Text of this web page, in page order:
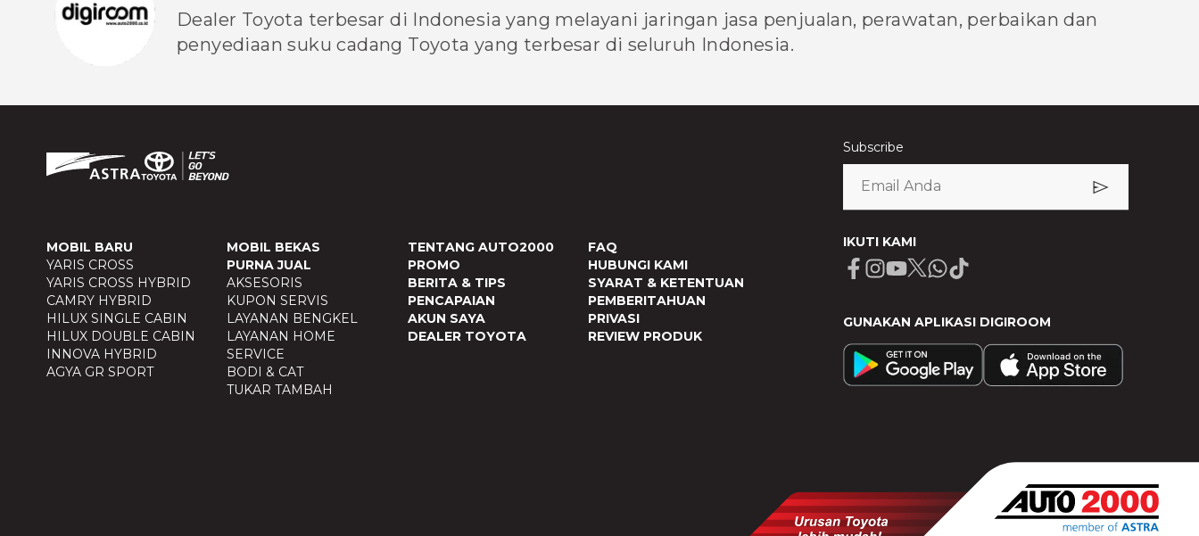
Dealer Toyota terbesar di Indonesia yang melayani jaringan jasa penjualan, perawatan, perbaikan dan
penyediaan suku cadang Toyota yang terbesar di seluruh Indonesia.
MOBIL BARU
YARIS CROSS
YARIS CROSS HYBRID
CAMRY HYBRID
HILUX SINGLE CABIN
HILUX DOUBLE CABIN
INNOVA HYBRID
AGYA GR SPORT
MOBIL BEKAS
PURNA JUAL
AKSESORIS
KUPON SERVIS
LAYANAN BENGKEL
LAYANAN HOME
SERVICE
BODI & CAT
TUKAR TAMBAH
TENTANG AUTO2000
PROMO
BERITA & TIPS
PENCAPAIAN
AKUN SAYA
DEALER TOYOTA
FAQ
HUBUNGI KAMI
SYARAT & KETENTUAN
PEMBERITAHUAN
PRIVASI
REVIEW PRODUK
Subscribe
IKUTI KAMI
Facebook
Instagram
Youtube
X Whatsapp
Tiktok
GUNAKAN APLIKASI DIGIROOM